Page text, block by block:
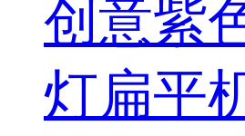
创意紫
灯扁平